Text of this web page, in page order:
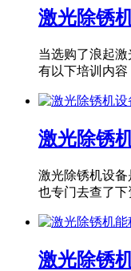
激光除锈
当选购了浪起
有以下培训内容
激光除锈
激光除锈机设
也专门去查了
激光除锈